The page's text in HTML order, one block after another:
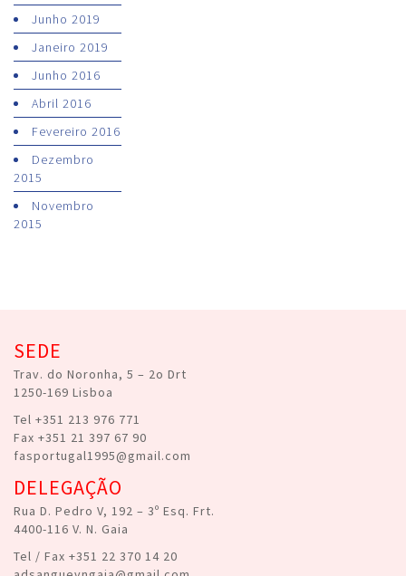
Junho 2019
Janeiro 2019
Junho 2016
Abril 2016
Fevereiro 2016
Dezembro
2015
Novembro
2015
SEDE
Trav. do Noronha, 5 – 2o Drt
1250-169 Lisboa
Tel +351 213 976 771
Fax +351 21 397 67 90
fasportugal1995@gmail.com
DELEGAÇÃO
Rua D. Pedro V, 192 – 3º Esq. Frt.
4400-116 V. N. Gaia
Tel / Fax +351 22 370 14 20